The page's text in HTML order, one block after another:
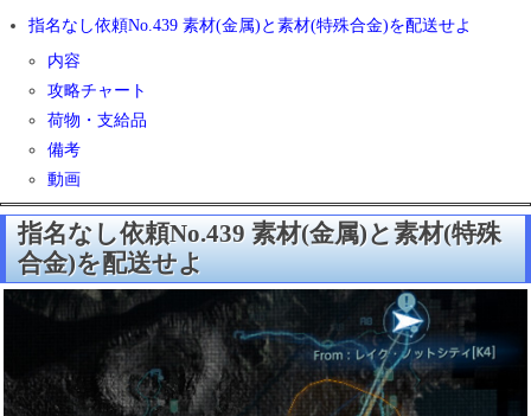
指名なし依頼No.439 素材(金属)と素材(特殊合金)を配送せよ
内容
攻略チャート
荷物・支給品
備考
動画
指名なし依頼No.439 素材(金属)と素材(特殊
合金)を配送せよ